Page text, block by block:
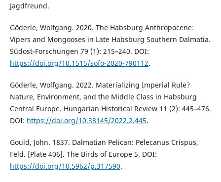
Jagdfreund.
Göderle, Wolfgang. 2020. The Habsburg Anthropocene:
Vipers and Mongooses in Late Habsburg Southern Dalmatia.
Südost-Forschungen 79 (1): 215–240. DOI:
https://doi.org/10.1515/sofo-2020-790112.
Göderle, Wolfgang. 2022. Materializing Imperial Rule?
Nature, Environment, and the Middle Class in Habsburg
Central Europe. Hungarian Historical Review 11 (2): 445–476.
DOI: https://doi.org/10.38145/2022.2.445.
Gould, John. 1837. Dalmatian Pelican: Pelecanus Crispus,
Feld. [Plate 406]. The Birds of Europe 5. DOI:
https://doi.org/10.5962/p.317590.